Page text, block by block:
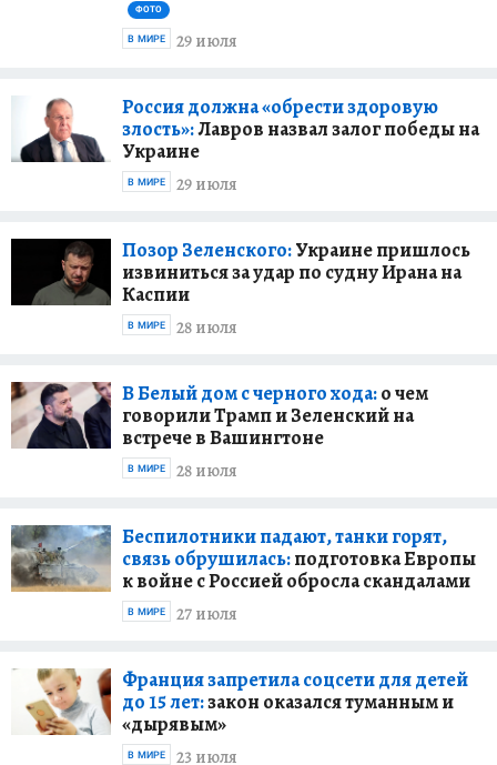
ФОТО
29 июля
В МИРЕ
Россия должна «обрести здоровую
злость»:Лавров назвал залог победы на
Украине
29 июля
В МИРЕ
Позор Зеленского:Украине пришлось
извиниться за удар по судну Ирана на
Каспии
28 июля
В МИРЕ
В Белый дом с черного хода:о чем
говорили Трамп и Зеленский на
встрече в Вашингтоне
28 июля
В МИРЕ
Беспилотники падают, танки горят,
связь обрушилась:подготовка Европы
к войне с Россией обросла скандалами
27 июля
В МИРЕ
Франция запретила соцсети для детей
до 15 лет:закон оказался туманным и
«дырявым»
23 июля
В МИРЕ